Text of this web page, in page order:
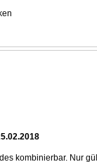
kombinierbar. Nur